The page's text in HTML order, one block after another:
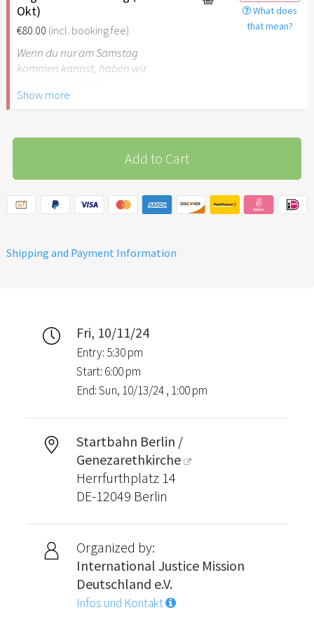
Okt)
€80.00 (incl. booking fee)
What does
that mean?
Wenn du nur am Samstag
kommen kannst, haben wir
Tagesticket für dich.
Show more
Add to Cart
Shipping and Payment Information
Fri, 10/11/24
Entry: 5:30 pm
Start: 6:00 pm
End: Sun, 10/13/24 , 1:00 pm
Startbahn Berlin /
Genezarethkirche
Herrfurthplatz 14
DE-12049 Berlin
Organized by:
International Justice Mission
Deutschland e.V.
Infos und Kontakt